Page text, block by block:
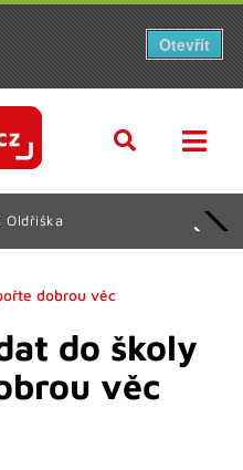
Oldřiška
dobrou věc
do školy
věc
Otevřít